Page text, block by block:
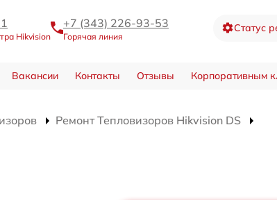
Hikvision
+7 (343) 226-93-53
Горячая линия
Статус
Вакансии Контакты Отзывы Корпоративным
Ремонт Тепловизоров Hikvision DS